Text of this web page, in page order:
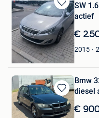
Bewaren
in
Mijn
Favorieten
SW
actief
€
2015
tony
Brussel
Bewaren
in
Mijn
Bmw
diesel
€